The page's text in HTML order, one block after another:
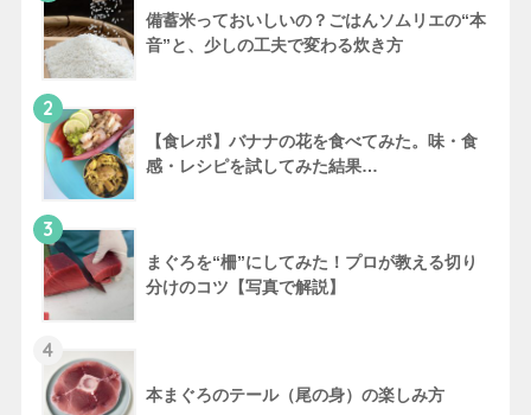
備蓄米っておいしいの？ごはんソムリエの“本
音”と、少しの工夫で変わる炊き方
2
【食レポ】バナナの花を食べてみた。味・食
感・レシピを試してみた結果…
3
まぐろを“柵”にしてみた！プロが教える切り
分けのコツ【写真で解説】
4
本まぐろのテール（尾の身）の楽しみ方